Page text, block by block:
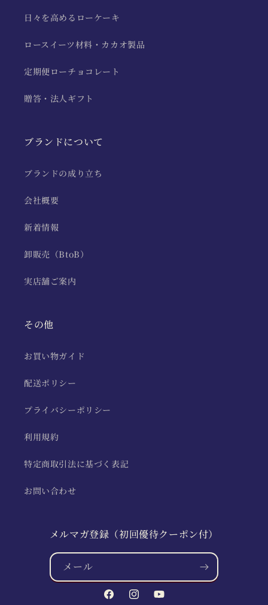
日々を高めるローケーキ
ロースイーツ材料・カカオ製品
定期便ローチョコレート
贈答・法人ギフト
ブランドについて
ブランドの成り立ち
会社概要
新着情報
卸販売（BtoB）
実店舗ご案内
その他
お買い物ガイド
配送ポリシー
プライバシーポリシー
利用規約
特定商取引法に基づく表記
お問い合わせ
メルマガ登録（初回優待クーポン付）
メール
FacebookInstagramYouTube